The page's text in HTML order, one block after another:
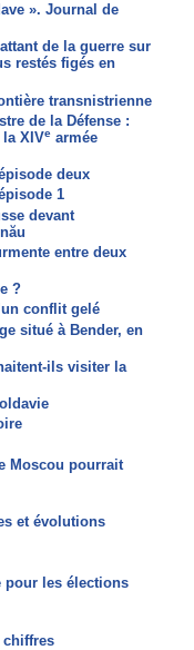
». Journal de
de la guerre sur
restés figés en
transnistrienne
de la Défense :
XIVe armée
deux
1
devant
entre deux
?
conflit gelé
situé à Bender, en
ils visiter la
Moscou pourrait
et évolutions
pour les élections
chiffres